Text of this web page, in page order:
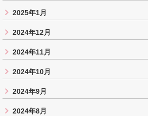
2025年1月
2024年12月
2024年11月
2024年10月
2024年9月
2024年8月